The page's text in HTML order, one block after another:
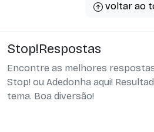
voltar ao
Stop!Respostas
Encontre as melhores
Stop! ou Adedonha aqui!
tema. Boa diversão!